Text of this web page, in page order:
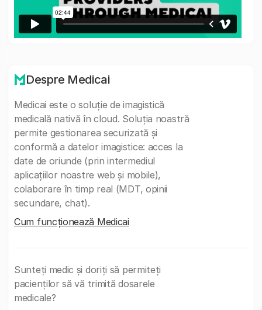
Despre Medicai
Medicai este o soluție de imagistică
medicală nativă în cloud. Soluția noastră
permite gestionarea securizată și
conformă a datelor imagistice: acces la
date de oriunde (prin intermediul
aplicațiilor noastre web și mobile),
colaborare în timp real (MDT, opinii
secundare, chat).
Cum funcționează Medicai
Sunteți medic și doriți să permiteți
pacienților să vă trimită dosarele
medicale?